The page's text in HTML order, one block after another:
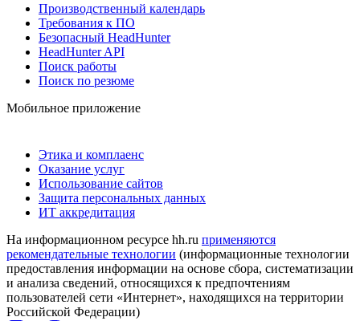
Производственный календарь
Требования к ПО
Безопасный HeadHunter
HeadHunter API
Поиск работы
Поиск по резюме
Мобильное приложение
Этика и комплаенс
Оказание услуг
Использование сайтов
Защита персональных данных
ИТ аккредитация
На информационном ресурсе hh.ru применяются
рекомендательные технологии (информационные технологии
предоставления информации на основе сбора, систематизации
и анализа сведений, относящихся к предпочтениям
пользователей сети «Интернет», находящихся на территории
Российской Федерации)